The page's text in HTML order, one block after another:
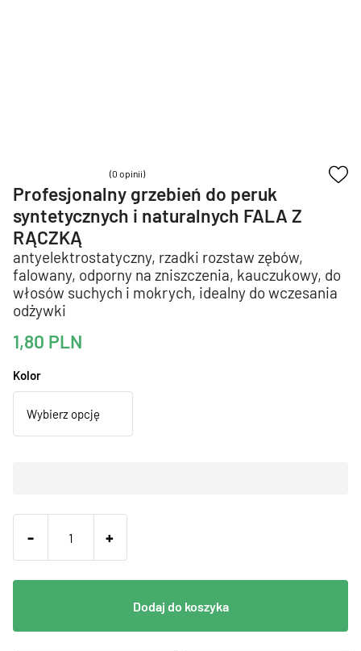
(0 opinii)
Profesjonalny grzebień do peruk
syntetycznych i naturalnych FALA Z
RĄCZKĄ
antyelektrostatyczny, rzadki rozstaw zębów,
falowany, odporny na zniszczenia, kauczukowy, do
włosów suchych i mokrych, idealny do wczesania
odżywki
1,80 PLN
Kolor
- +
Dodaj do koszyka